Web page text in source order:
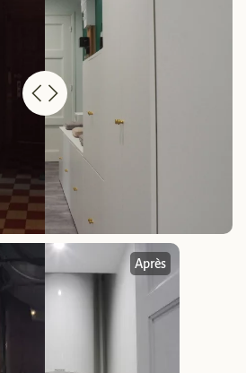
Après